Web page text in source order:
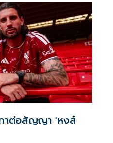
กาต่อสัญญา 'หงส์